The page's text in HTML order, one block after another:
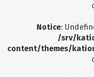
Notice:
/srv/
content/themes/